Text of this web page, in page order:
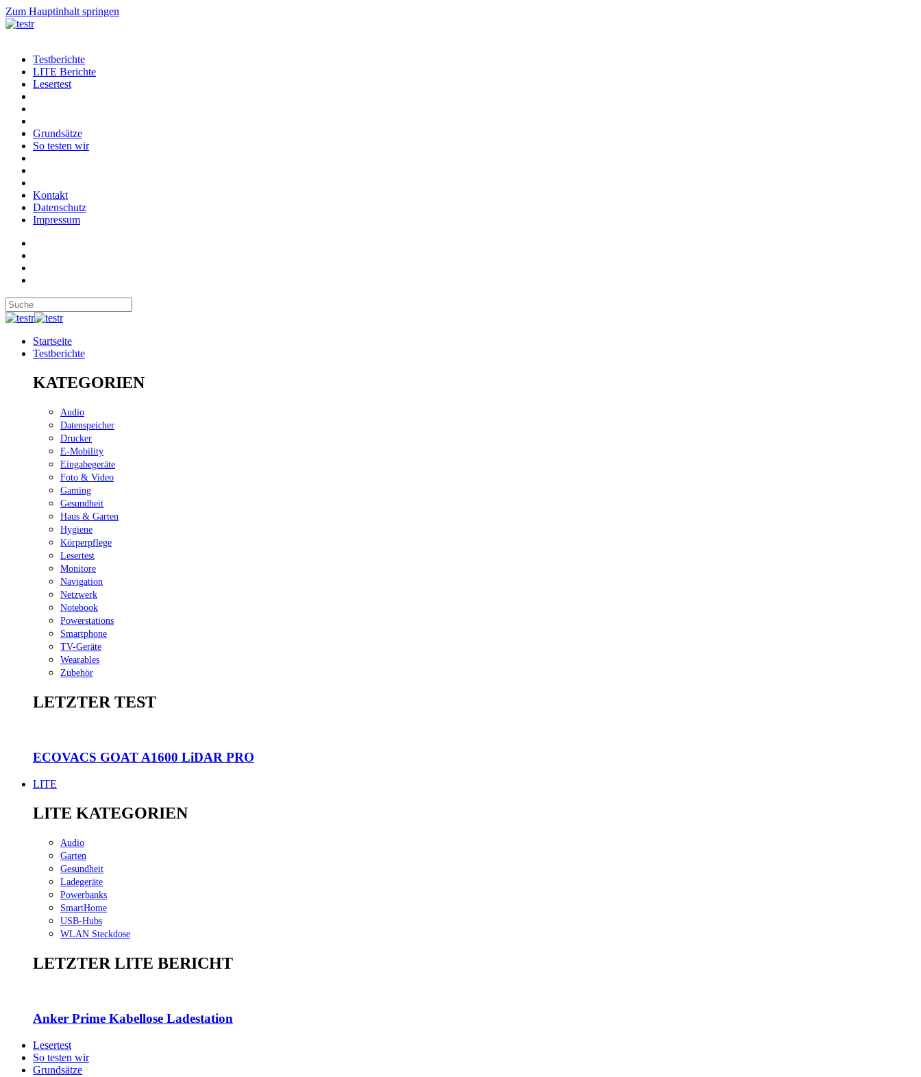
Zum Hauptinhalt springen
Testberichte
LITE Berichte
Lesertest
Grundsätze
So testen wir
Kontakt
Datenschutz
Impressum
Startseite
Testberichte
KATEGORIEN
Audio
Datenspeicher
Drucker
E-Mobility
Eingabegeräte
Foto & Video
Gaming
Gesundheit
Haus & Garten
Hygiene
Körperpflege
Lesertest
Monitore
Navigation
Netzwerk
Notebook
Powerstations
Smartphone
TV-Geräte
Wearables
Zubehör
LETZTER TEST
ECOVACS GOAT A1600 LiDAR PRO
LITE
LITE KATEGORIEN
Audio
Garten
Gesundheit
Ladegeräte
Powerbanks
SmartHome
USB-Hubs
WLAN Steckdose
LETZTER LITE BERICHT
Anker Prime Kabellose Ladestation
Lesertest
So testen wir
Grundsätze